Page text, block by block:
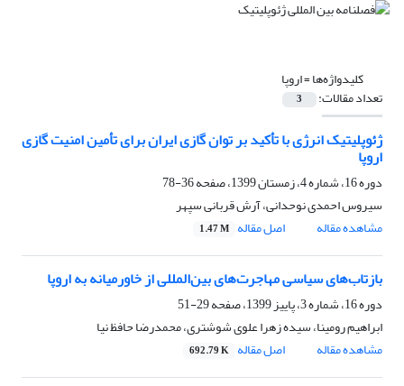
کلیدواژه‌ها =اروپا
تعداد مقالات: 3
ژئوپلیتیک انرژی با تأکید بر توان گازی ایران برای تأمین امنیت گازی
اروپا
دوره 16، شماره 4، زمستان 1399، صفحه
36-78
سیروس احمدی نوحدانی، آرش قربانی سپهر
مشاهده مقاله
اصل مقاله 1.47 M
بازتاب‌های سیاسی مهاجرت‌های بین‌المللی از خاورمیانه به اروپا
دوره 16، شماره 3، پاییز 1399، صفحه
29-51
ابراهیم رومینا، سیده زهرا علوی شوشتری، محمدرضا حافظ نیا
مشاهده مقاله
اصل مقاله 692.79 K